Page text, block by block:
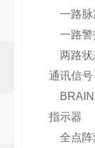
一路
一路
两路
通讯信号
BRAIN
指示器
全点